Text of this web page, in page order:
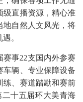
级直播资源，精心准
地自然人文风光，将
。
赛事22支国内外参赛
车辆、专业保障设备
练、赛道踏勘和赛前
十五届环大美青海